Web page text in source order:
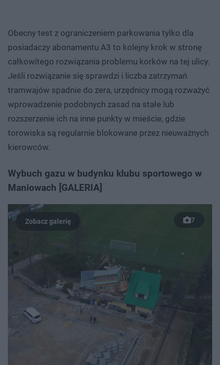
Obecny test z ograniczeniem parkowania tylko dla
posiadaczy abonamentu A3 to kolejny krok w stronę
całkowitego rozwiązania problemu korków na tej ulicy.
Jeśli rozwiązanie się sprawdzi i liczba zatrzymań
tramwajów spadnie do zera, urzędnicy mogą rozważyć
wprowadzenie podobnych zasad na stałe lub
rozszerzenie ich na inne punkty w mieście, gdzie
torowiska są regularnie blokowane przez nieuważnych
kierowców.
Wybuch gazu w budynku klubu sportowego w
Maniowach [GALERIA]
7